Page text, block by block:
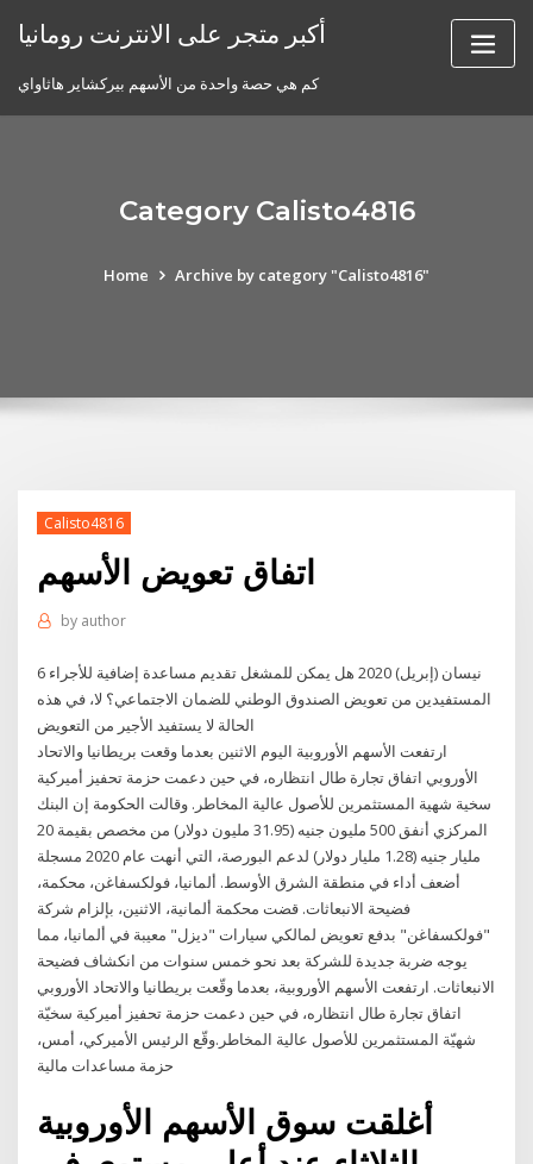
أكبر متجر على الانترنت رومانيا
كم هي حصة واحدة من الأسهم بيركشاير هاثاواي
Category Calisto4816
Home Archive by category "Calisto4816"
Calisto4816
اتفاق تعويض الأسهم
by author
6 نيسان (إبريل) 2020 هل يمكن للمشغل تقديم مساعدة إضافية للأجراء
المستفيدين من تعويض الصندوق الوطني للضمان الاجتماعي؟ لا، في هذه
ارتفعت الأسهم الأوروبية اليوم الاثنين بعدما وقعت بريطانيا والاتحاد
الأوروبي اتفاق تجارة طال انتظاره، في حين دعمت حزمة تحفيز أميركية
سخية شهية المستثمرين للأصول عالية المخاطر. وقالت الحكومة إن البنك
المركزي أنفق 500 مليون جنيه (31.95 مليون دولار) من مخصص بقيمة 20
مليار جنيه (1.28 مليار دولار) لدعم البورصة، التي أنهت عام 2020 مسجلة
أضعف أداء في منطقة الشرق الأوسط. ألمانيا، فولكسفاغن، محكمة،
فضيحة الانبعاثات. قضت محكمة ألمانية، الاثنين، بإلزام شركة
"فولكسفاغن" بدفع تعويض لمالكي سيارات "ديزل" معيبة في ألمانيا، مما
يوجه ضربة جديدة للشركة بعد نحو خمس سنوات من انكشاف فضيحة
الانبعاثات. ارتفعت الأسهم الأوروبية، بعدما وقّعت بريطانيا والاتحاد الأوروبي
اتفاق تجارة طال انتظاره، في حين دعمت حزمة تحفيز أميركية سخيّة
شهيّة المستثمرين للأصول عالية المخاطر.وقّع الرئيس الأميركي، أمس،
حزمة مساعدات مالية
أغلقت سوق الأسهم الأوروبية